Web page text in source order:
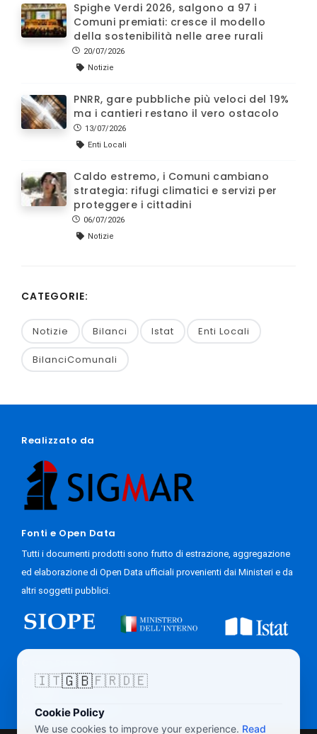
Spighe Verdi 2026, salgono a 97 i
Comuni premiati: cresce il modello
della sostenibilità nelle aree rurali
20/07/2026
Notizie
PNRR, gare pubbliche più veloci del 19%
ma i cantieri restano il vero ostacolo
13/07/2026
Enti Locali
Caldo estremo, i Comuni cambiano
strategia: rifugi climatici e servizi per
proteggere i cittadini
06/07/2026
Notizie
CATEGORIE:
Notizie Bilanci Istat Enti Locali
BilanciComunali
Realizzato da
Fonti e Open Data
Tutti i documenti prodotti sono frutto di estrazione, aggregazione
ed elaborazione di Open Data ufficiali provenienti dai Ministeri e da
altri soggetti pubblici.
Progetto
Accesso Giornalisti
🇮🇹🇬🇧🇫🇷🇩🇪
Cookie Policy
We use cookies to improve your experience. Read